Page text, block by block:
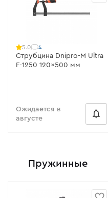
5.0 4
Струбцина Dnipro-M Ultra
F-1250 120x500 мм
Ожидается в
августе
Пружинные